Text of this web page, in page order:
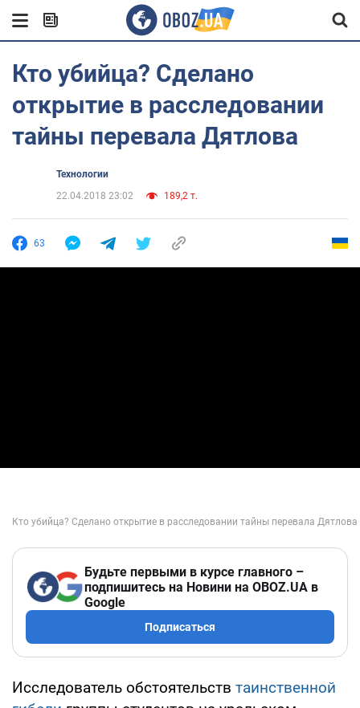
Кто убийца? Сделано
открытие в расследовании
тайны перевала Дятлова
Технологии
22.04.2018 23:02
189,2 т.
63
Будьте первыми в курсе главного –
подпишитесь на Новини на OBOZ.UA в
Google
Подписаться
Исследователь обстоятельств таинственной